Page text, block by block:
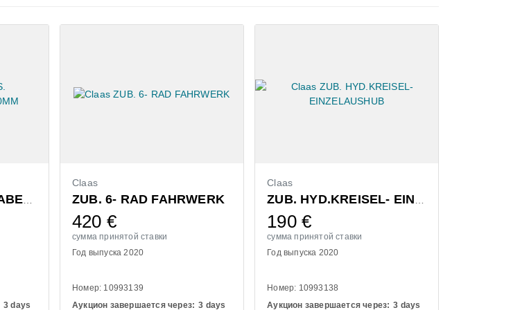
3 days
Claas
ZUB. 6- RAD FAHRWERK
420 €
сумма принятой ставки
Год выпуска 2020
Номер: 10993139
Аукцион завершается через: 3 days
Claas
190€
сумма принятой ставки
Год выпуска 2020
Номер: 10993138
Аукцион завершается через: 3 days